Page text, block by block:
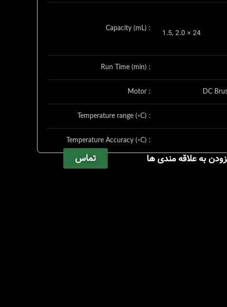
Capacity (mL) : 1.5, 2.0 × 24
Run Time (min) :
Motor : DC
Temperature range (◦C) :
Temperature Accuracy (◦C) :
External Size (W×D×H) (mm) :به علاقه مندی ها تماس